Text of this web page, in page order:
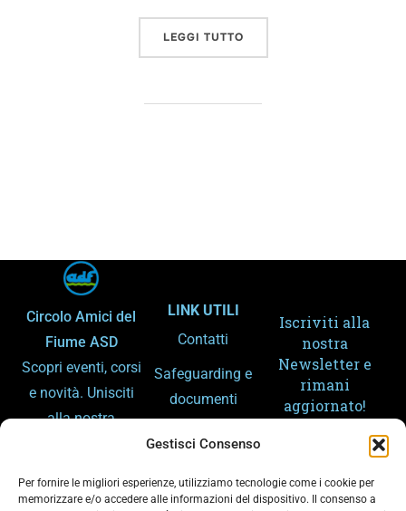
Gestisci Consenso
Per fornire le migliori esperienze, utilizziamo tecnologie come i cookie per
memorizzare e/o accedere alle informazioni del dispositivo. Il consenso a
LEGGI TUTTO
Circolo Amici del
Fiume ASD
Scopri eventi, corsi
e novità. Unisciti
alla nostra
passione per lo
LINK UTILI
Contatti
Safeguarding e
documenti
Gemellaggi
Iscriviti alla
nostra
Newsletter e
rimani
aggiornato!